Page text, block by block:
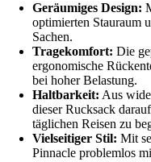
Geräumiges Design:
optimierten Stauraum
Sachen.
Tragekomfort: Die
ergonomische
bei hoher Belastung.
Haltbarkeit: Aus
dieser Rucksack
täglichen Reisen zu
Vielseitiger Stil: Mit
Pinnacle problemlos